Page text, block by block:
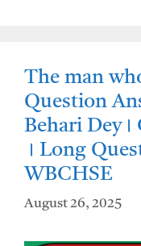
The man
Question
Behari Dey।
। Long
WBCHSE
August 26, 2025